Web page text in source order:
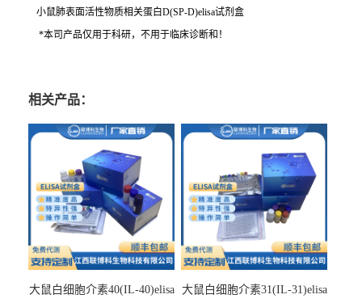
小鼠肺表面活性物质相关蛋白D(SP-D)elisa试剂盒
*本司产品仅用于科研，不用于临床诊断和！
相关产品：
大鼠白细胞介素40(IL-40)elisa
大鼠白细胞介素31(IL-31)elisa